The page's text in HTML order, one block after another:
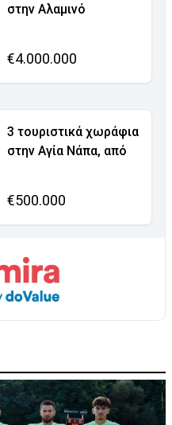
στην Αλαμινό
€4.000.000
3 τουριστικά χωράφια
στην Αγία Νάπα, από
€500.000